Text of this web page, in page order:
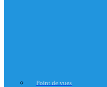
Point de vues